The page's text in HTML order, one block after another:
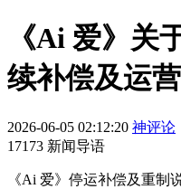
《Ai 爱》关
续补偿及运
2026-06-05 02:12:20 神评论
17173 新闻导语
《Ai 爱》停运补偿及重制